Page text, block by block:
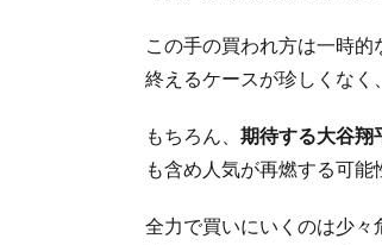
この手の買われ方は一時
終えるケースが珍しくなく
もちろん、 期待する大谷翔
も含め人気が再燃する可能
全力で買いにいくのは少々